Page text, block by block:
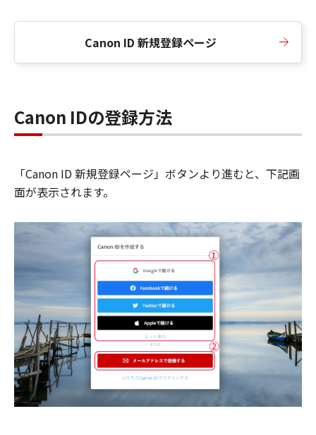
Canon ID 新規登録ページ
Canon IDの登録方法
「Canon ID 新規登録ページ」ボタンより進むと、下記画
面が表示されます。